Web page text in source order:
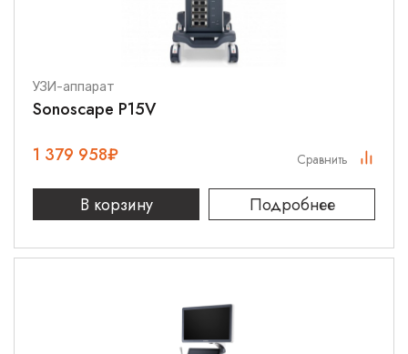
УЗИ-аппарат
Sonoscape P15V
1 379 958₽
В корзину Подробнее
Сравнить